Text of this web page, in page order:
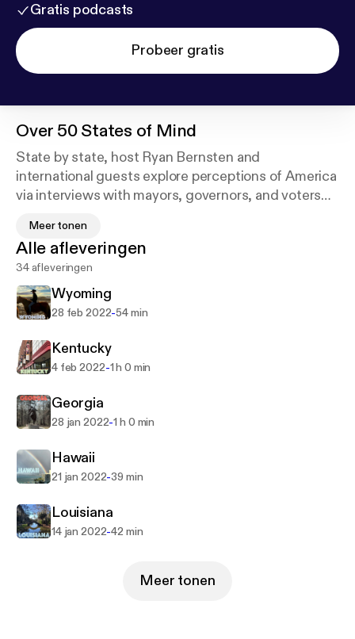
Gratis podcasts
Probeer gratis
Over 50 States of Mind
State by state, host Ryan Bernsten and
international guests explore perceptions of America
via interviews with mayors, governors, and voters
through all 50 states. Take a trip through America to
listen and to learn what's really happening in the
USA.
www.50statesofmind.org
Meer tonen
Alle afleveringen
34 afleveringen
Wyoming
28 feb 2022-54 min
Kentucky
4 feb 2022-1 h 0 min
Georgia
28 jan 2022-1 h 0 min
Hawaii
21 jan 2022-39 min
Louisiana
14 jan 2022-42 min
Meer tonen